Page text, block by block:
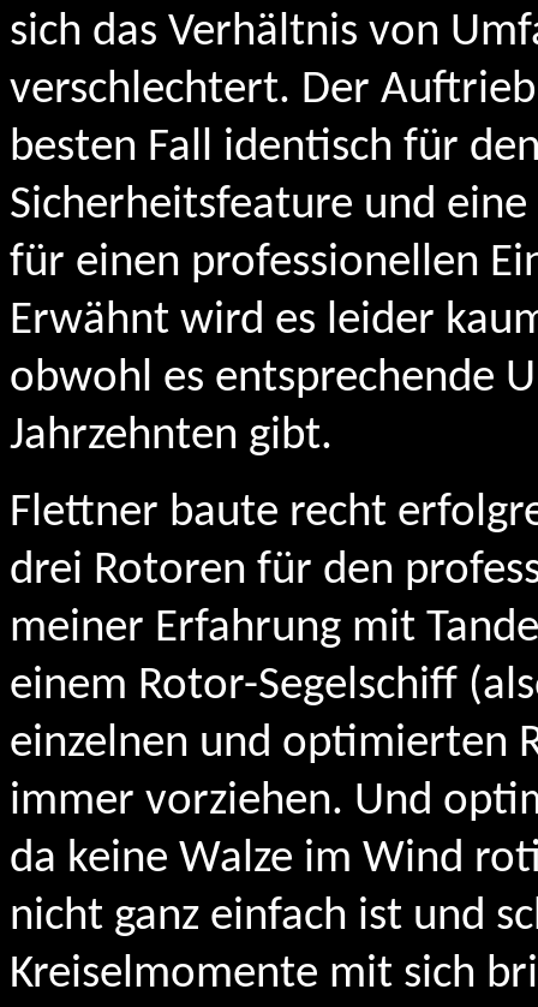
sich das Verhältnis von
verschlechtert. Der
besten Fall identisch für
Sicherheitsfeature und
für einen professionellen
Erwähnt wird es leider
obwohl es entsprechende
Jahrzehnten gibt.
Flettner baute recht
drei Rotoren für den
meiner Erfahrung mit
einem Rotor-Segelschiff
einzelnen und optimierten
immer vorziehen. Und
da keine Walze im Wind
nicht ganz einfach ist und
Kreiselmomente mit sich